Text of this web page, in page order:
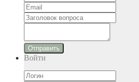
Отправить
Войти